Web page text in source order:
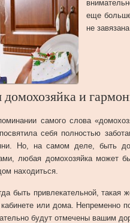
еще
не
и
самого слова
себя полностью
Но, на самом деле, быть
любая домохозяйка может
находиться.
быть привлекательной, такая
кабинете или дома. Непременно
будут отмечены вашим